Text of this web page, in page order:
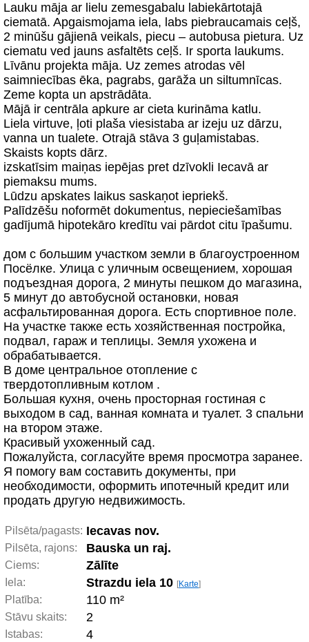
Lauku māja ar lielu zemesgabalu labiekārtotajā
ciematā. Apgaismojama iela, labs piebraucamais ceļš,
2 minūšu gājienā veikals, piecu – autobusa pietura. Uz
ciematu ved jauns asfaltēts ceļš. Ir sporta laukums.
Līvānu projekta māja. Uz zemes atrodas vēl
saimniecības ēka, pagrabs, garāža un siltumnīcas.
Zeme kopta un apstrādāta.
Mājā ir centrāla apkure ar cieta kurināma katlu.
Liela virtuve, ļoti plaša viesistaba ar izeju uz dārzu,
vanna un tualete. Otrajā stāva 3 guļamistabas.
Skaists kopts dārz.
izskatīsim maiņas iepējas pret dzīvokli Iecavā ar
piemaksu mums.
Lūdzu apskates laikus saskaņot iepriekš.
Palīdzēšu noformēt dokumentus, nepieciešamības
gadījumā hipotekāro kredītu vai pārdot citu īpašumu.
дом с большим участком земли в благоустроенном
Посёлке. Улица с уличным освещением, хорошая
подъездная дорога, 2 минуты пешком до магазина,
5 минут до автобусной остановки, новая
асфальтированная дорога. Есть спортивное поле.
На участке также есть хозяйственная постройка,
подвал, гараж и теплицы. Земля ухожена и
обрабатывается.
В доме центральное отопление с
твердотопливным котлом .
Большая кухня, очень просторная гостиная с
выходом в сад, ванная комната и туалет. 3 спальни
на втором этаже.
Красивый ухоженный сад.
Пожалуйста, согласуйте время просмотра заранее.
Я помогу вам составить документы, при
необходимости, оформить ипотечный кредит или
продать другую недвижимость.
Pilsēta/pagasts: Iecavas nov.
Pilsēta, rajons: Bauska un raj.
Ciems: Zālīte
Iela: Strazdu iela 10 [Karte]
Platība: 110 m²
Stāvu skaits: 2
Istabas: 4